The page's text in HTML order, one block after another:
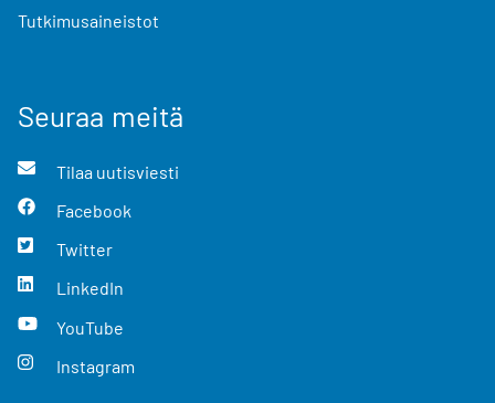
Tutkimusaineistot
Seuraa meitä
Tilaa uutisviesti
Facebook
Twitter
LinkedIn
YouTube
Instagram